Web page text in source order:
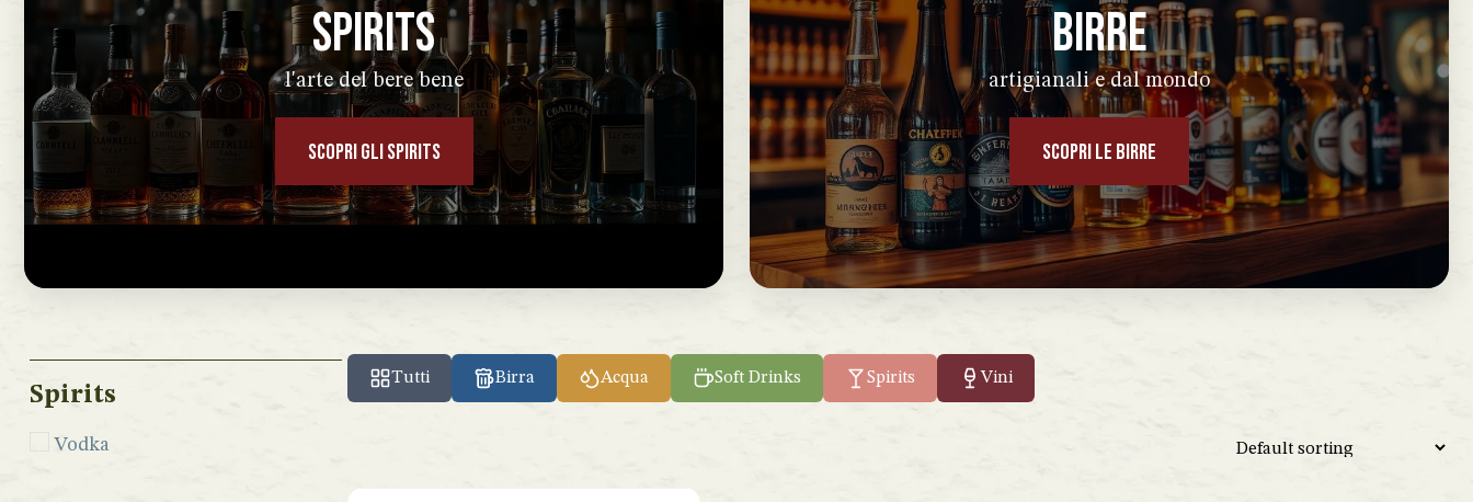
SPIRITS
l'arte del bere bene
SCOPRI GLI SPIRITS
BIRRE
artigianali e dal mondo
SCOPRI LE BIRRE
Spirits
Vodka
Tutti Birra Acqua Soft Drinks Spirits Vini